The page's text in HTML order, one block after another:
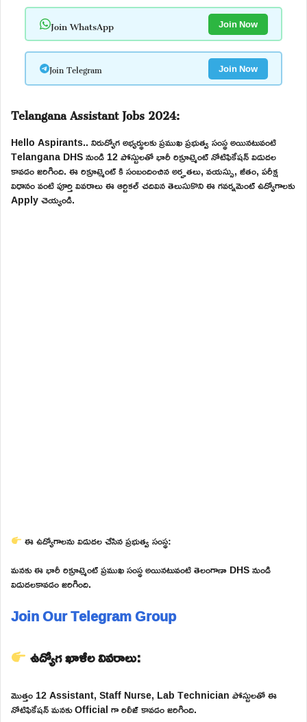
Join WhatsApp Join Now
Join Telegram Join Now
Telangana Assistant Jobs 2024:
Hello Aspirants.. నిరుద్యోగ అభ్యర్థులకు ప్రముఖ ప్రభుత్వ సంస్థ అయినటువంటి
Telangana DHS నుండి 12 పోస్టులతో భారీ రిక్రూట్మెంట్ నోటిఫికేషన్ విడుదల
కావడం జరిగింది. ఈ రిక్రూట్మెంట్ కి సంబందించిన అర్హతలు, వయస్సు, జీతం, పరీక్ష
విధానం వంటి పూర్తి వివరాలు ఈ ఆర్టికల్ చదివిన తెలుసుకొని ఈ గవర్నమెంట్ ఉద్యోగాలకు
Apply చెయ్యండి.
ఈ ఉద్యోగాలను విడుదల చేసిన ప్రభుత్వ సంస్థ:
మనకు ఈ భారీ రిక్రూట్మెంట్ ప్రముఖ సంస్థ అయినటువంటి తెలంగాణా DHS నుండి
విడుదలకావడం జరిగింది.
Join Our Telegram Group
ఉద్యోగ ఖాళీల వివరాలు:
మొత్తం 12 Assistant, Staff Nurse, Lab Technician పోస్టులతో ఈ
నోటిఫికేషన్ మనకు Official గా రిలీజ్ కావడం జరిగింది.